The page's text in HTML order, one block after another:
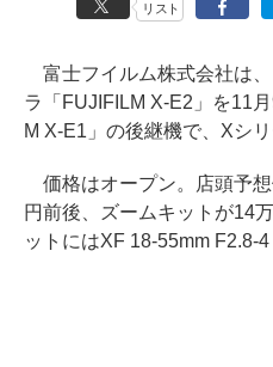
リスト
富士フイルム株式会社は
ラ「FUJIFILM X-E2」を11
M X-E1」の後継機で、Xシ
価格はオープン。店頭予
円前後、ズームキットが14
ットにはXF 18-55mm F2.8-4